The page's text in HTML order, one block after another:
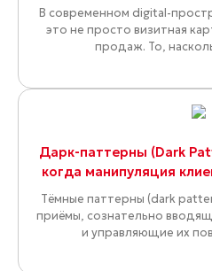
В современном digital-
это не просто визитная
продаж. То,
Дарк-паттерны (Dark
когда манипуляция
Тёмные паттерны (dark
приёмы, сознательно
и управляющие их